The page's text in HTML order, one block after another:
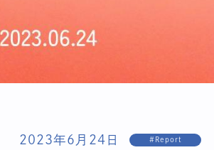
2023年6月24日 #Report